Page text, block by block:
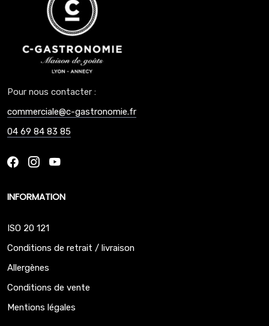
Pour nous contacter :
commerciale@c-gastronomie.fr
04 69 84 83 85
INFORMATION
ISO 20 121
Conditions de retrait / livraison
Allergènes
Conditions de vente
Mentions légales